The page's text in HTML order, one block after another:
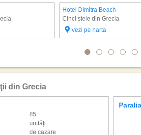
Hotel Dimitra Beach
Cinci stele din Grecia
vezi pe harta
din Grecia
85
unităţi
de cazare
Paralia